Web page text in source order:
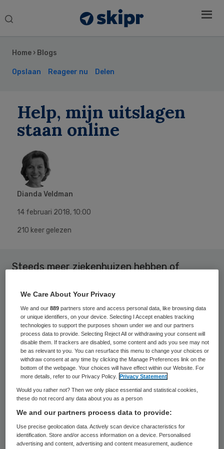
Search
Home › Blogs
Opslaan Reageer nu Delen
Help, mijn uitslagen
staan online
Dianda Veldman
14 februari 2018, 10:00
210 keer gelezen
Steeds meer ziekenhuizen hebben of
kunnen patiënten via een beveiligde
verbinding inloggen op de site van het
ziekenhuis en hun eigen medisch dossier en
gegevens zien.
Uit onderzoek weten wij dat patiënten blij
zijn met deze mogelijkheid. Veel mensen
willen het liefst zo snel mogelijk zien wat de
uitslagen zijn van laboratoriumonderzoek
en dergelijke. Maar die snelheid kan ook
vragen oproepen. Kan ik als patiënt wel de
Sidebar
We Care About Your Privacy
We and our889 partners store and access personal data, like browsing data
or unique identifiers, on your device. Selecting I Accept enables tracking
technologies to support the purposes shown under we and our partners
process data to provide. Selecting Reject All or withdrawing your consent will
disable them. If trackers are disabled, some content and ads you see may not
be as relevant to you. You can resurface this menu to change your choices or
withdraw consent at any time by clicking the Manage Preferences link on the
bottom of the webpage. Your choices will have effect within our Website. For
more details, refer to our Privacy Policy.
Privacy Statement
Would you rather not? Then we only place essential and statistical cookies,
these do not record any data about you as a person
We and our partners process data to provide:
Use precise geolocation data. Actively scan device characteristics for
identification. Store and/or access information on a device. Personalised
advertising and content, advertising and content measurement, audience